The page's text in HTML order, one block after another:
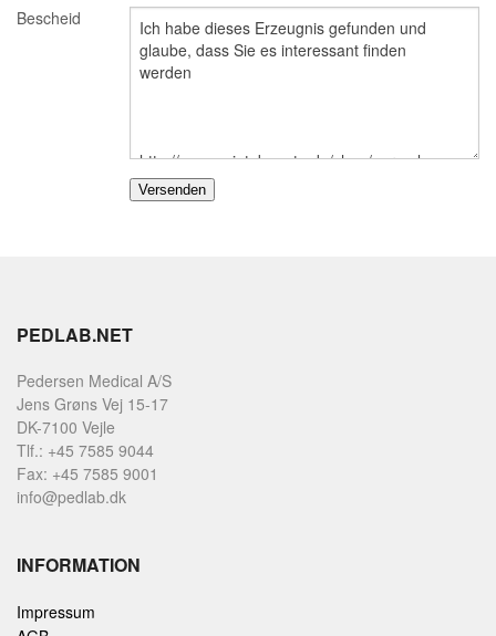
MEIN KONTO B2BLOGIN
KUNDEN ANMELDUNG
Bescheid
PEDLAB.NET
Pedersen Medical A/S
Jens Grøns Vej 15-17
DK-7100 Vejle
Tlf.: +45 7585 9044
Fax: +45 7585 9001
info@pedlab.dk
INFORMATION
Impressum